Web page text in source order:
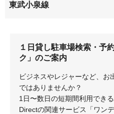
東武小泉線
１日貸し駐車場検索・予
ク」のご案内
ビジネスやレジャーなど、お
ではありませんか？
1日〜数日の短期間利用でき
Directの関連サービス「ワン